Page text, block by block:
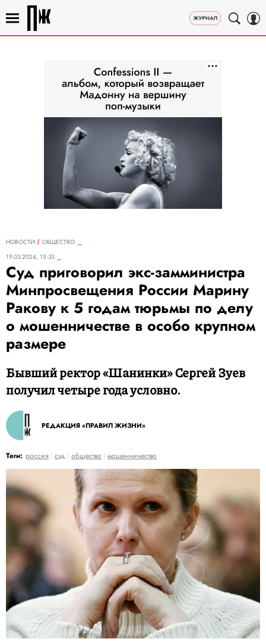
НОВОСТИ
ОБЩЕСТВО
19.03.2024, 15:33
Суд приговорил экс-замминистра
Минпросвещения России Марину
Ракову к 5 годам тюрьмы по делу
о мошенничестве в особо крупном
размере
Бывший ректор «Шанинки» Сергей Зуев
получил четыре года условно.
РЕДАКЦИЯ «ПРАВИЛ ЖИЗНИ»
Теги: россия суд общество мошенничество